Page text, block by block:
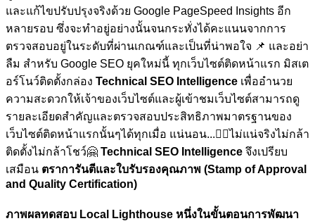
และแก้ไขปรับปรุงจริงด้วย Google PageSpeed Insights อีก
หลายรอบ ซึ่งจะทำอยู่อย่างนั้นจนกระทั่งได้คะแนนจากการ
ตรวจสอบอยู่ในระดับที่ผ่านเกณฑ์และเป็นที่น่าพอใจ 📌 และอย่า
ลืม สำหรับ Google SEO ยุคใหม่นี้ ทุกเว็บไซต์ติดหน้าแรก มิสเต
อร์โนว์ติดตั้งกล่อง Technical SEO Intelligence เพื่ออำนวย
ความสะดวกให้เจ้าของเว็บไซต์และผู้เข้าชมเว็บไซต์สามารถดู
รายละเอียดสำคัญและตรวจสอบประสิทธิภาพมาตรฐานของ
เว็บไซต์ติดหน้าแรกนั้นๆได้ทุกเมื่อ แน่นอน...🏋🏼ไม่แน่จริงไม่กล้า
ติดตั้งไม่กล้าโชว์🤗 Technical SEO Intelligence จึงเปรียบ
เสมือน ตราการันตีและใบรับรองคุณภาพ (Stamp of Approval
and Quality Certification)
ภาพผลทดสอบ Local Lighthouse หนึ่งในขั้นตอนการพัฒนา